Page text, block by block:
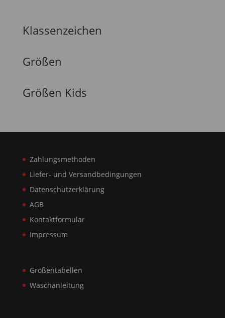
Klassenzeichen
Größen
Größen Kids
Zahlungsmethoden
Liefer- und Versandbedingungen
Datenschutzerklärung
AGB
Kontaktformular
Impressum
Größentabellen
Waschanleitung